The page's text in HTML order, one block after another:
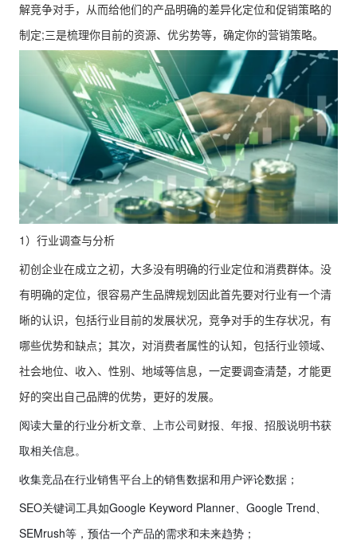
解竞争对手，从而给他们的产品明确的差异化定位和促销策略的
制定;三是梳理你目前的资源、优劣势等，确定你的营销策略。
1）行业调查与分析
初创企业在成立之初，大多没有明确的行业定位和消费群体。没
有明确的定位，很容易产生品牌规划因此首先要对行业有一个清
晰的认识，包括行业目前的发展状况，竞争对手的生存状况，有
哪些优势和缺点；其次，对消费者属性的认知，包括行业领域、
社会地位、收入、性别、地域等信息，一定要调查清楚，才能更
好的突出自己品牌的优势，更好的发展。
阅读大量的行业分析文章、上市公司财报、年报、招股说明书获
取相关信息。
收集竞品在行业销售平台上的销售数据和用户评论数据；
SEO关键词工具如Google Keyword Planner、Google Trend、
SEMrush等，预估一个产品的需求和未来趋势；